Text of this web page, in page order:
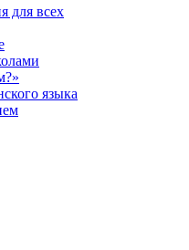
для всех
языка